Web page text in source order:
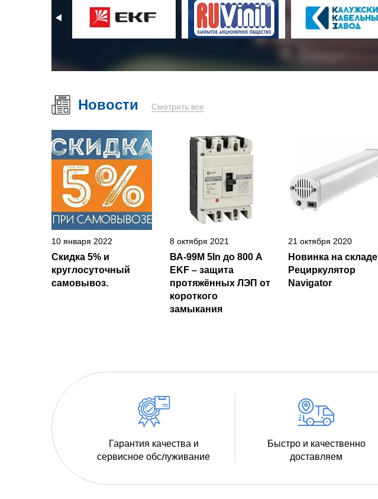
Новости Смотреть все
10 января 2022
Скидка 5% и
круглосуточный
самовывоз.
8 октября 2021
ВА-99М 5In до 800 А
EKF – защита
протяжённых ЛЭП от
короткого
замыкания
21 октября 2020
Новинка на складе
Рециркулятор
Navigator
Гарантия качества и
сервисное обслуживание
Быстро и качественно
доставляем